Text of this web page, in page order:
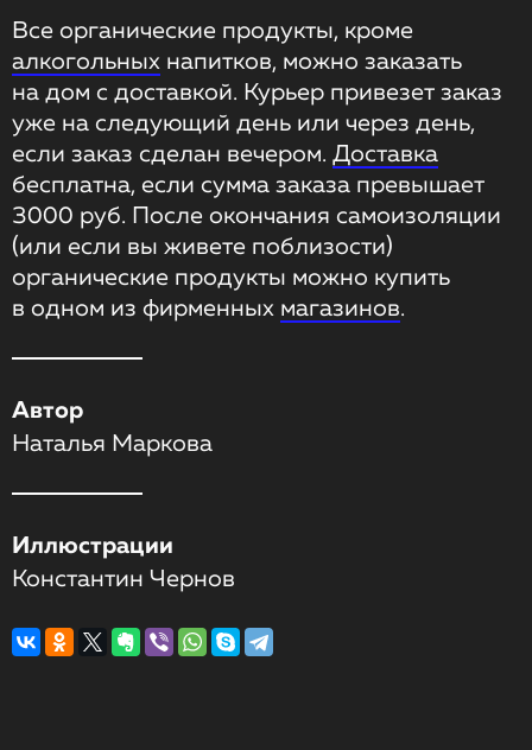
Все органические продукты, кроме
алкогольных напитков, можно заказать
на дом с доставкой. Курьер привезет заказ
уже на следующий день или через день,
если заказ сделан вечером. Доставка
бесплатна, если сумма заказа превышает
3000 руб. После окончания самоизоляции
(или если вы живете поблизости)
органические продукты можно купить
в одном из фирменных магазинов.
Автор
Наталья Маркова
Иллюстрации
Константин Чернов